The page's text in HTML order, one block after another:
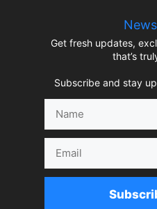
Get fresh updates,
that’s
Subscribe and stay